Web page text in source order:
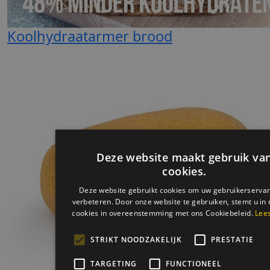
Koolhydraatarmer brood
Deze website maakt gebruik
cookies.
Deze website gebruikt cookies om uw
verbeteren. Door onze website te gebruiken, stemt u in
cookies in overeenstemming met ons Cookiebeleid.
STRIKT NOODZAKELIJK PRESTATIE
TARGETING FUNCTIONEEL